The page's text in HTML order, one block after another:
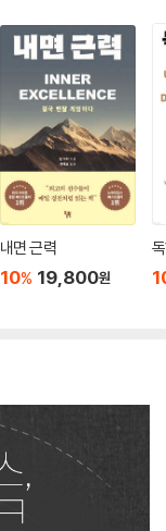
내면 근력
10% 19,800원